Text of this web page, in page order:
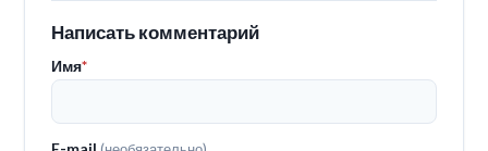
Написать комментарий
Имя*